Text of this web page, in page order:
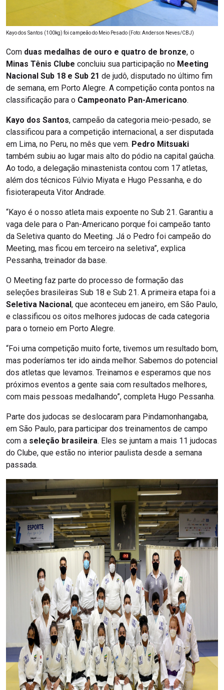
Kayo dos Santos (100kg) foi campeão do Meio Pesado (Foto: Anderson Neves/CBJ)
Com duas medalhas de ouro e quatro de bronze, o
Minas Tênis Clube concluiu sua participação no Meeting
Nacional Sub 18 e Sub 21 de judô, disputado no último fim
de semana, em Porto Alegre. A competição conta pontos na
classificação para o Campeonato Pan-Americano.
Kayo dos Santos, campeão da categoria meio-pesado, se
classificou para a competição internacional, a ser disputada
em Lima, no Peru, no mês que vem. Pedro Mitsuaki
também subiu ao lugar mais alto do pódio na capital gaúcha.
Ao todo, a delegação minastenista contou com 17 atletas,
além dos técnicos Fúlvio Miyata e Hugo Pessanha, e do
fisioterapeuta Vitor Andrade.
“Kayo é o nosso atleta mais expoente no Sub 21. Garantiu a
vaga dele para o Pan-Americano porque foi campeão tanto
da Seletiva quanto do Meeting. Já o Pedro foi campeão do
Meeting, mas ficou em terceiro na seletiva”, explica
Pessanha, treinador da base.
O Meeting faz parte do processo de formação das
seleções brasileiras Sub 18 e Sub 21. A primeira etapa foi a
Seletiva Nacional, que aconteceu em janeiro, em São Paulo,
e classificou os oitos melhores judocas de cada categoria
para o torneio em Porto Alegre.
“Foi uma competição muito forte, tivemos um resultado bom,
mas poderíamos ter ido ainda melhor. Sabemos do potencial
dos atletas que levamos. Treinamos e esperamos que nos
próximos eventos a gente saia com resultados melhores,
com mais pessoas medalhando”, completa Hugo Pessanha.
Parte dos judocas se deslocaram para Pindamonhangaba,
em São Paulo, para participar dos treinamentos de campo
com a seleção brasileira. Eles se juntam a mais 11 judocas
do Clube, que estão no interior paulista desde a semana
passada.